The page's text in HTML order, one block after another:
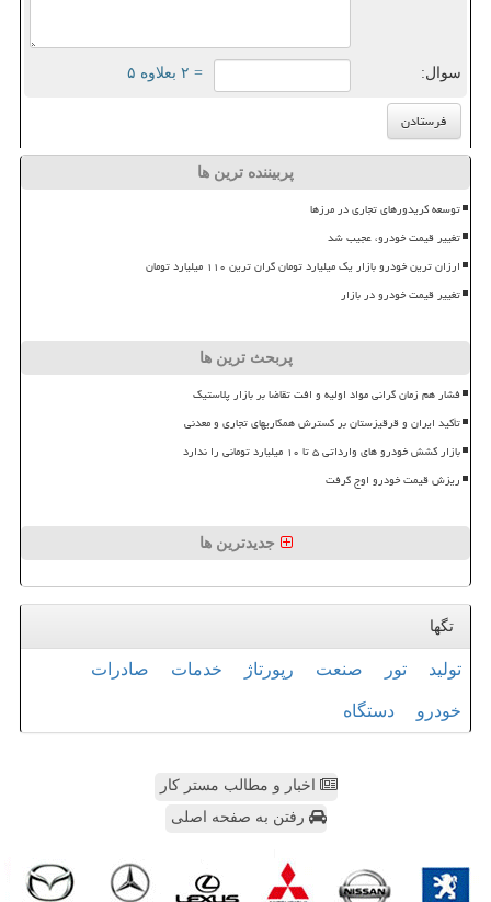
سوال: = ۲ بعلاوه ۵
پربیننده ترین ها
توسعه کریدورهای تجاری در مرزها
تغییر قیمت خودرو، عجیب شد
ارزان ترین خودرو بازار یک میلیارد تومان گران ترین ۱۱۰ میلیارد تومان
تغییر قیمت خودرو در بازار
پربحث ترین ها
فشار هم زمان گرانی مواد اولیه و افت تقاضا بر بازار پلاستیک
تأکید ایران و قرقیزستان بر گسترش همکاریهای تجاری و معدنی
بازار کشش خودرو های وارداتی ۵ تا ۱۰ میلیارد تومانی را ندارد
ریزش قیمت خودرو اوج گرفت
جدیدترین ها
تگها
تولید تور صنعت رپورتاژ خدمات صادرات
خودرو دستگاه
اخبار و مطالب مستر کار
رفتن به صفحه اصلی